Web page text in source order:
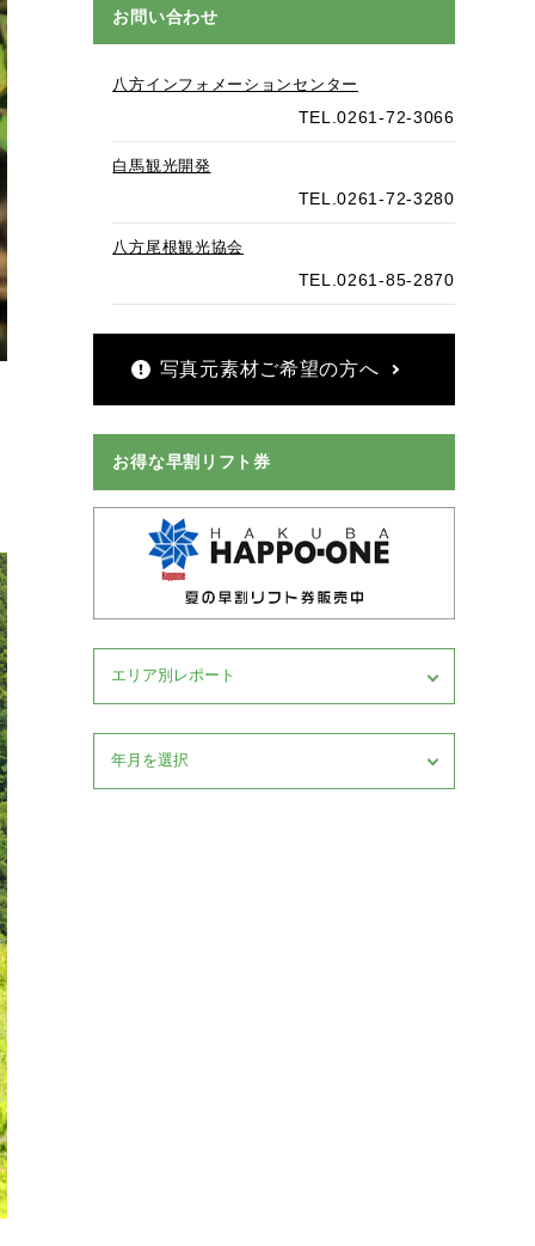
お問い合わせ
八方インフォメーションセンター
TEL.0261-72-3066
白馬観光開発
TEL.0261-72-3280
八方尾根観光協会
TEL.0261-85-2870
写真元素材ご希望の方へ
お得な早割リフト券